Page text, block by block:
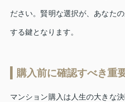
ださい。賢明な選択が、あなた
する鍵となります。
購入前に確認すべき重
マンション購入は人生の大きな